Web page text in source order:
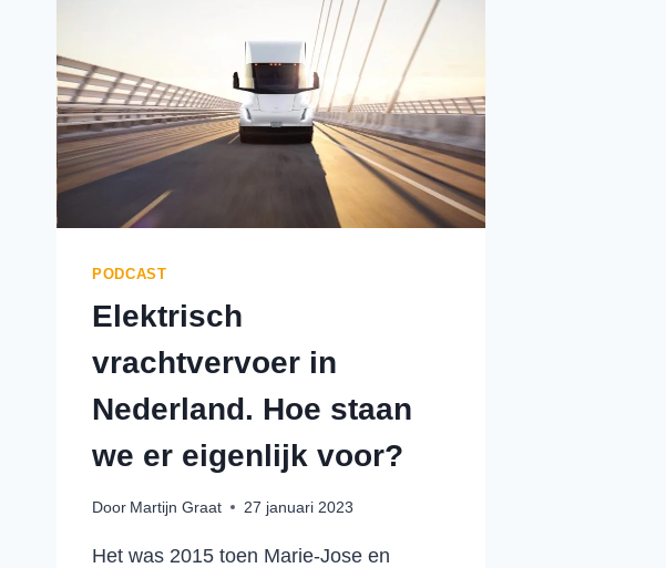
PODCAST
Elektrisch
vrachtvervoer in
Nederland. Hoe staan
we er eigenlijk voor?
Door Martijn Graat 27 januari 2023
Het was 2015 toen Marie-Jose en